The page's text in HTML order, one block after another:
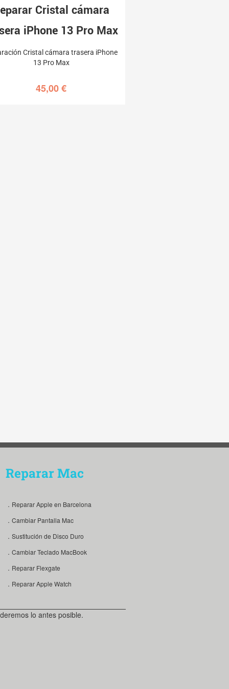
Cristal cámara
iPhone 13 Pro Max
Cristal cámara trasera iPhone
13 Pro Max
45,00€
Reparar Mac
．Reparar Apple en Barcelona
．Cambiar Pantalla Mac
．Sustitución de Disco Duro
．Cambiar Teclado MacBook
．Reparar Flexgate
．Reparar Apple Watch
lo antes posible.